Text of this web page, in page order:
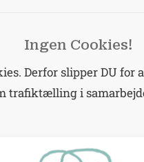
Ingen Cookies!
Derfor slipper DU
trafiktælling i